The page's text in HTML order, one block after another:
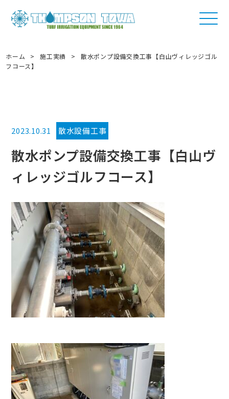
ホーム > 施工実績 >
散水ポンプ設備交換工事【白山ヴィレッジゴル
フコース】
2023.10.31 散水設備工事
散水ポンプ設備交換工事【白山ヴ
ィレッジゴルフコース】